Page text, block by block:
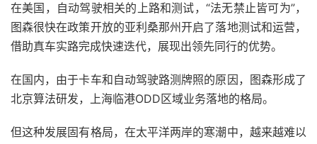
在美国，自动驾驶相关的上路和测试，“法无禁止皆可为”，
图森很快在政策开放的亚利桑那州开启了落地测试和运营，
借助真车实路完成快速迭代，展现出领先同行的优势。
在国内，由于卡车和自动驾驶路测牌照的原因，图森形成了
北京算法研发，上海临港ODD区域业务落地的格局。
但这种发展固有格局，在太平洋两岸的寒潮中，越来越难以